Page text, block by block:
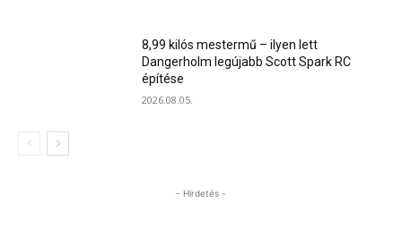
8,99 kilós mestermű – ilyen lett
Dangerholm legújabb Scott Spark RC
építése
2026.08.05.
- Hirdetés -